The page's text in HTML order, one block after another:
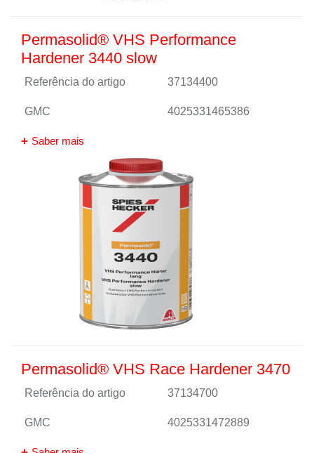
Permasolid® VHS Performance
Hardener 3440 slow
Referência do artigo 37134400
GMC 4025331465386
Saber mais
Permasolid® VHS Race Hardener 3470
Referência do artigo 37134700
GMC 4025331472889